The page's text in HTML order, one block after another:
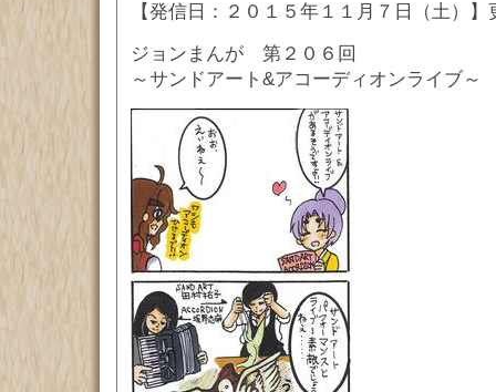
【発信日：２０１５年１１月７日（土）】
ジョンまんが 第２０６回
～サンドアート&アコーディオンライブ～